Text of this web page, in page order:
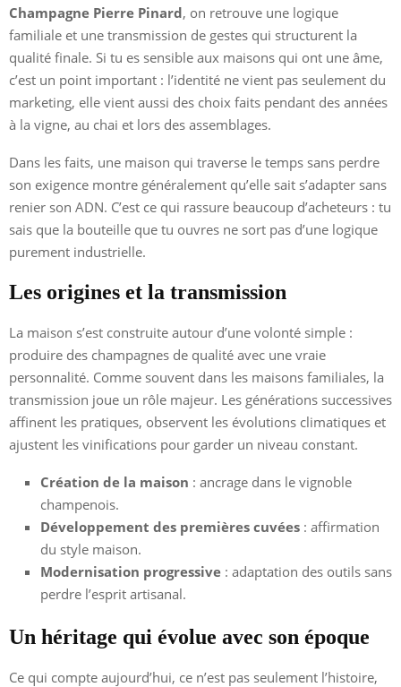
Champagne Pierre Pinard, on retrouve une logique
familiale et une transmission de gestes qui structurent la
qualité finale. Si tu es sensible aux maisons qui ont une âme,
c’est un point important : l’identité ne vient pas seulement du
marketing, elle vient aussi des choix faits pendant des années
à la vigne, au chai et lors des assemblages.
Dans les faits, une maison qui traverse le temps sans perdre
son exigence montre généralement qu’elle sait s’adapter sans
renier son ADN. C’est ce qui rassure beaucoup d’acheteurs : tu
sais que la bouteille que tu ouvres ne sort pas d’une logique
purement industrielle.
Les origines et la transmission
La maison s’est construite autour d’une volonté simple :
produire des champagnes de qualité avec une vraie
personnalité. Comme souvent dans les maisons familiales, la
transmission joue un rôle majeur. Les générations successives
affinent les pratiques, observent les évolutions climatiques et
ajustent les vinifications pour garder un niveau constant.
Création de la maison : ancrage dans le vignoble
champenois.
Développement des premières cuvées : affirmation
du style maison.
Modernisation progressive : adaptation des outils sans
perdre l’esprit artisanal.
Un héritage qui évolue avec son époque
Ce qui compte aujourd’hui, ce n’est pas seulement l’histoire,